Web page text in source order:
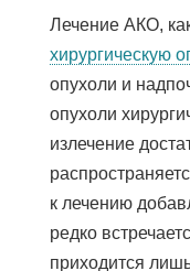
Лечение АКО,
хирургическую
опухоли и
опухоли
излечение
к лечению
редко
приходится